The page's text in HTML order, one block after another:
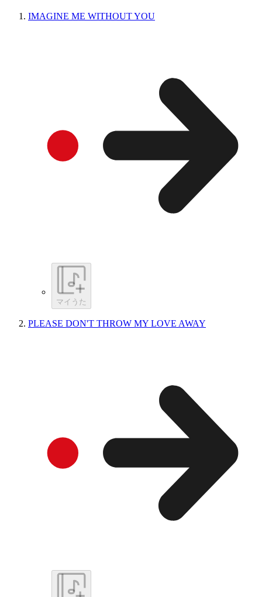
IMAGINE ME WITHOUT YOU
マイうた
PLEASE DON'T THROW MY LOVE AWAY